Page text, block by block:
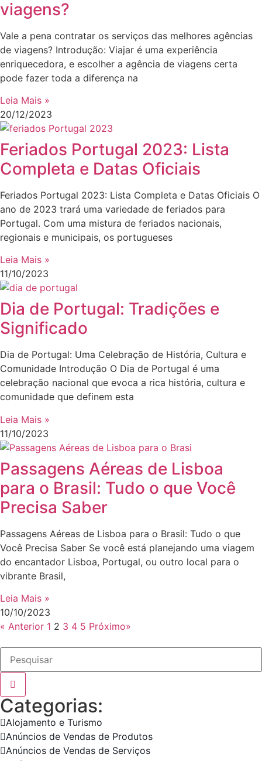
viagens?
Vale a pena contratar os serviços das melhores agências
de viagens? Introdução: Viajar é uma experiência
enriquecedora, e escolher a agência de viagens certa
pode fazer toda a diferença na
Leia Mais »
20/12/2023
Feriados Portugal 2023: Lista
Completa e Datas Oficiais
Feriados Portugal 2023: Lista Completa e Datas Oficiais O
ano de 2023 trará uma variedade de feriados para
Portugal. Com uma mistura de feriados nacionais,
regionais e municipais, os portugueses
Leia Mais »
11/10/2023
Dia de Portugal: Tradições e
Significado
Dia de Portugal: Uma Celebração de História, Cultura e
Comunidade Introdução O Dia de Portugal é uma
celebração nacional que evoca a rica história, cultura e
comunidade que definem esta
Leia Mais »
11/10/2023
Passagens Aéreas de Lisboa
para o Brasil: Tudo o que Você
Precisa Saber
Passagens Aéreas de Lisboa para o Brasil: Tudo o que
Você Precisa Saber Se você está planejando uma viagem
do encantador Lisboa, Portugal, ou outro local para o
vibrante Brasil,
Leia Mais »
10/10/2023
« Anterior 1 2 3 4 5 Próximo»
Categorias:
Alojamento e Turismo
Anúncios de Vendas de Produtos
Anúncios de Vendas de Serviços